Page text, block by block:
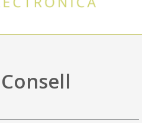
Accés i seguretat
Utilitats